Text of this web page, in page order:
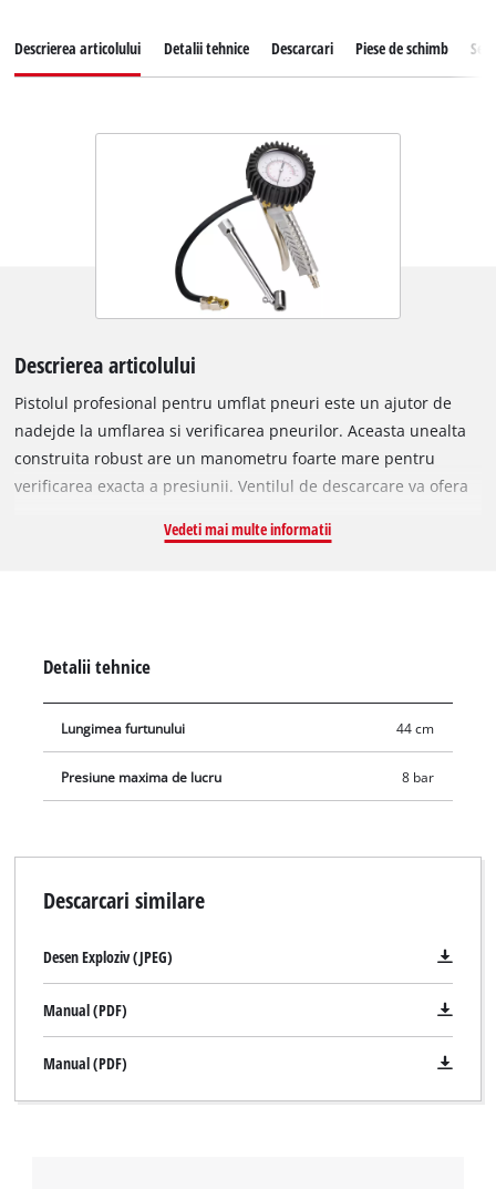
Descrierea articolului Detalii tehnice Descarcari Piese de schimb
Descrierea articolului
Pistolul profesional pentru umflat pneuri este un ajutor de
nadejde la umflarea si verificarea pneurilor. Aceasta unealta
construita robust are un manometru foarte mare pentru
verificarea exacta a presiunii. Ventilul de descarcare va ofera
in anvelope pana la nivelul dorit. Pentru umflarea si mai
Vedeti mai multe informatii
Detalii tehnice
Lungimea furtunului 44 cm
Presiune maxima de lucru 8 bar
Descarcari similare
Desen Exploziv (JPEG)
Manual (PDF)
Manual (PDF)